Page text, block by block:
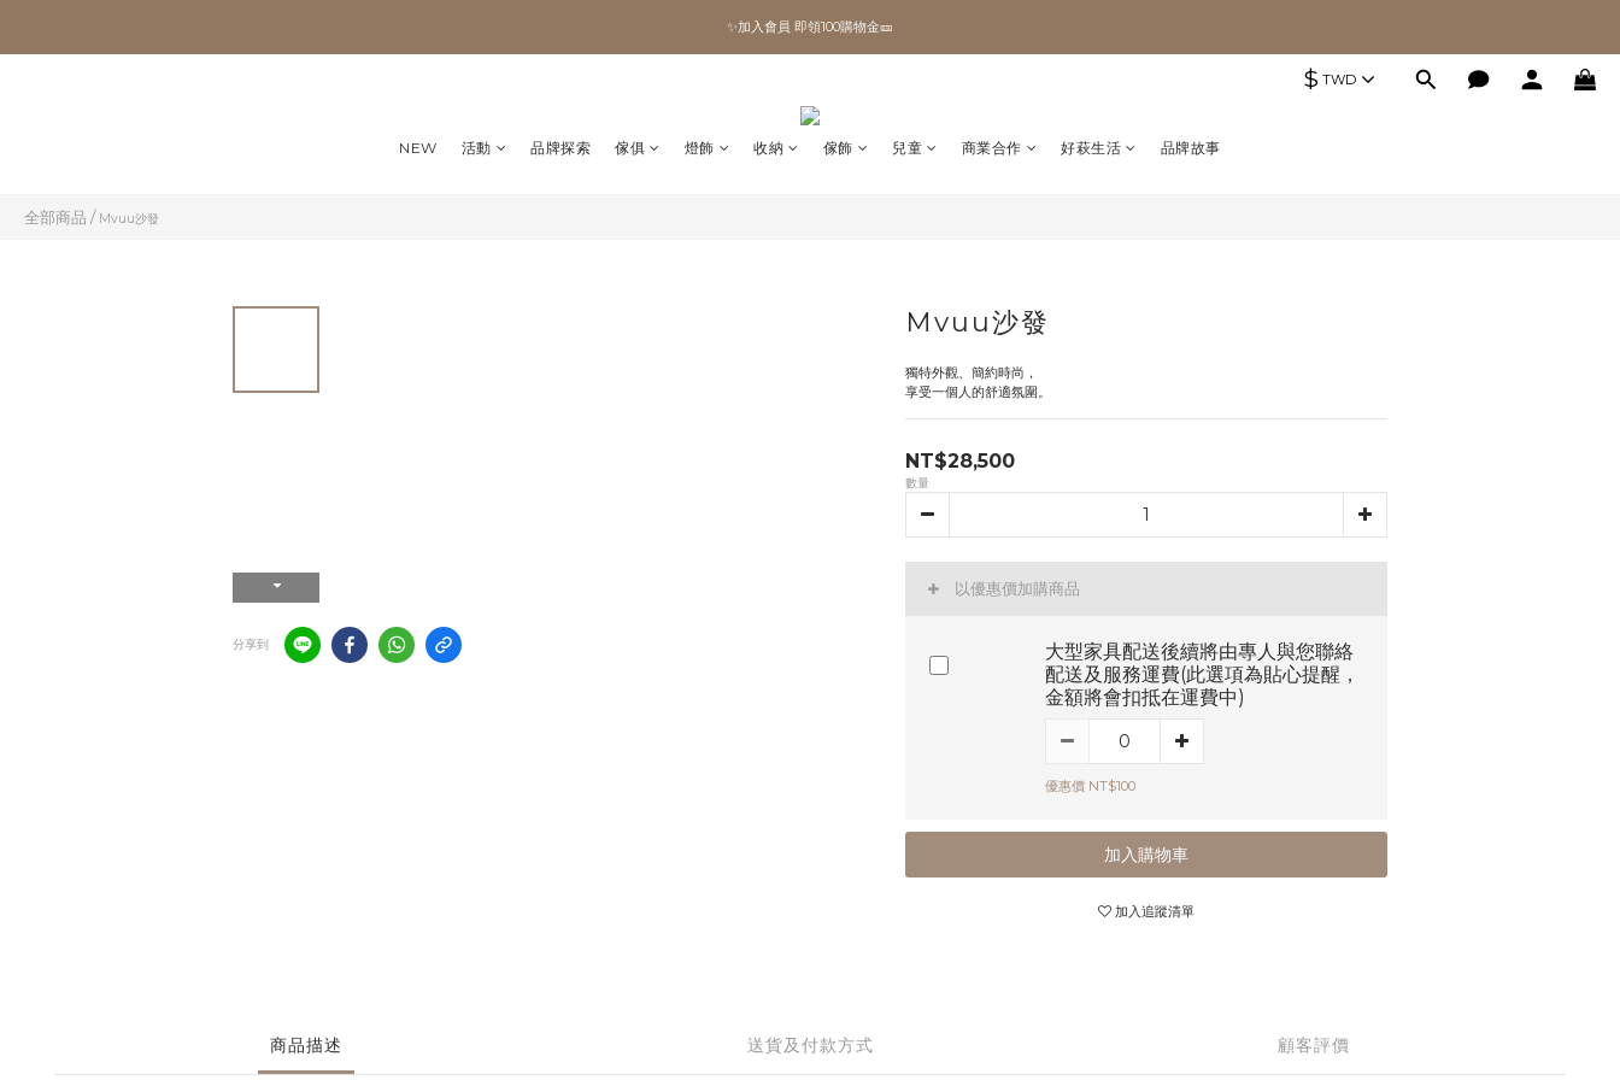
✨加入會員 即領100購物金🎫
✨加入會員 即領100購物金🎫
$ TWD
NEW 活動 品牌探索 傢俱 燈飾 收納 傢飾 兒童 商業合作 好萩生活 品牌故事
全部商品 / Mvuu沙發
分享到
Mvuu沙發
獨特外觀、簡約時尚，
享受一個人的舒適氛圍。
NT$28,500
數量
以優惠價加購商品
大型家具配送後續將由專人與您聯絡
配送及服務運費(此選項為貼心提醒，
金額將會扣抵在運費中)
優惠價 NT$100
加入購物車
加入追蹤清單
商品描述 送貨及付款方式 顧客評價